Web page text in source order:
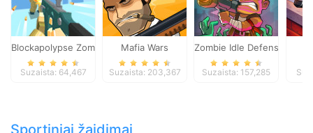
Blockapolypse Zombie Shooter
Suzaista: 64,467
Mafia Wars
Suzaista: 203,367
Zombie Idle Defense
Suzaista: 157,285
Sportiniai žaidimai